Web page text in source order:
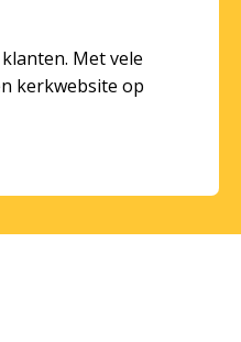
Met vele
kerkwebsite op